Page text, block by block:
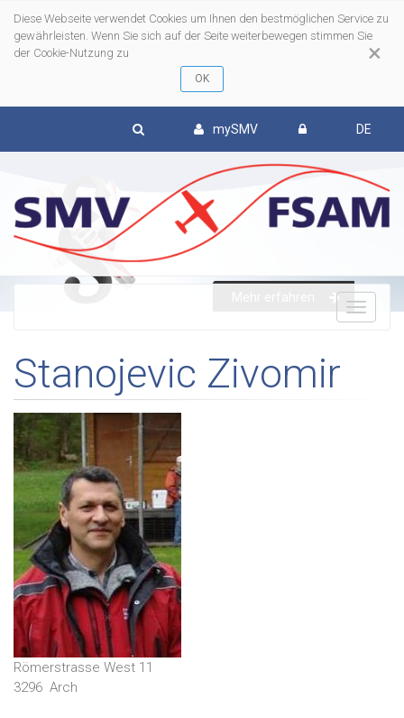
×
Diese Webseite verwendet Cookies um Ihnen den bestmöglichen Service zu
gewährleisten. Wenn Sie sich auf der Seite weiterbewegen stimmen Sie
der Cookie-Nutzung zu
mySMV DE
Stanojevic Zivomir
Römerstrasse West 11
3296 Arch